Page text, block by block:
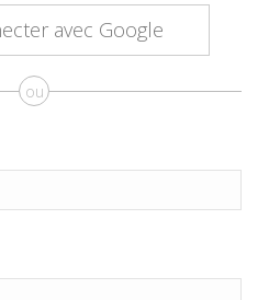
avec Google
ou